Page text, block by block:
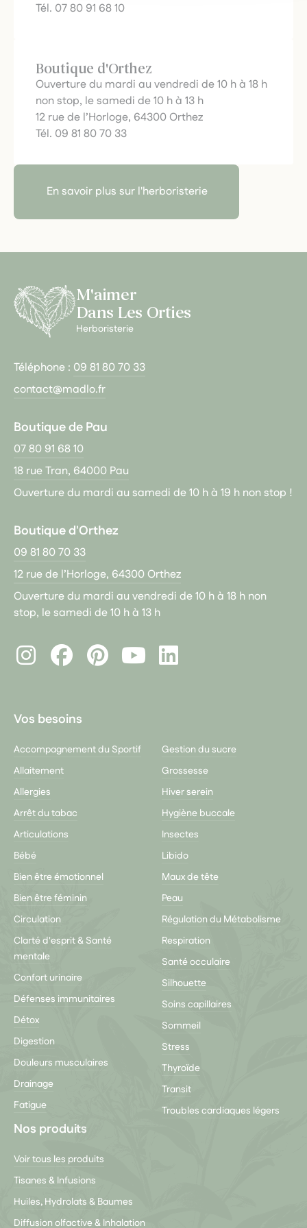
Tél. 07 80 91 68 10
Boutique d'Orthez
Ouverture du mardi au vendredi de 10 h à 18 h
non stop, le samedi de 10 h à 13 h
12 rue de l’Horloge, 64300 Orthez
Tél. 09 81 80 70 33
En savoir plus sur l'herboristerie
M'aimer
Dans Les Orties
Herboristerie
Téléphone : 09 81 80 70 33
contact@madlo.fr
Boutique de Pau
07 80 91 68 10
18 rue Tran, 64000 Pau
Ouverture du mardi au samedi de 10 h à 19 h non stop !
Boutique d'Orthez
09 81 80 70 33
12 rue de l’Horloge, 64300 Orthez
Ouverture du mardi au vendredi de 10 h à 18 h non
stop, le samedi de 10 h à 13 h
InstagramFacebookPinterest
LinkedIn
Vos besoins
Accompagnement du Sportif
Allaitement
Allergies
Arrêt du tabac
Articulations
Bébé
Bien être émotionnel
Bien être féminin
Circulation
Clarté d'esprit & Santé
mentale
Confort urinaire
Défenses immunitaires
Détox
Digestion
Douleurs musculaires
Drainage
Fatigue
Gestion du sucre
Grossesse
Hiver serein
Hygiène buccale
Insectes
Libido
Maux de tête
Peau
Régulation du Métabolisme
Respiration
Santé occulaire
Silhouette
Soins capillaires
Sommeil
Stress
Thyroïde
Transit
Troubles cardiaques légers
Nos produits
Voir tous les produits
Tisanes & Infusions
Huiles, Hydrolats & Baumes
Diffusion olfactive & Inhalation